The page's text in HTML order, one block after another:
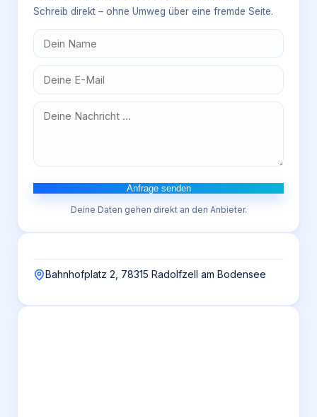
Schreib direkt – ohne Umweg über eine fremde Seite.
Anfrage senden
Deine Daten gehen direkt an den Anbieter.
Bahnhofplatz 2, 78315 Radolfzell am Bodensee